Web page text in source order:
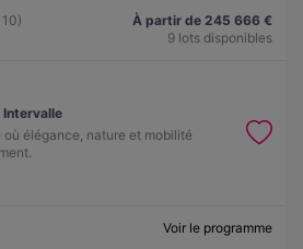
À partir de 245 666 €
9 lots disponibles
Intervalle
élégance, nature et mobilité
Voir le programme